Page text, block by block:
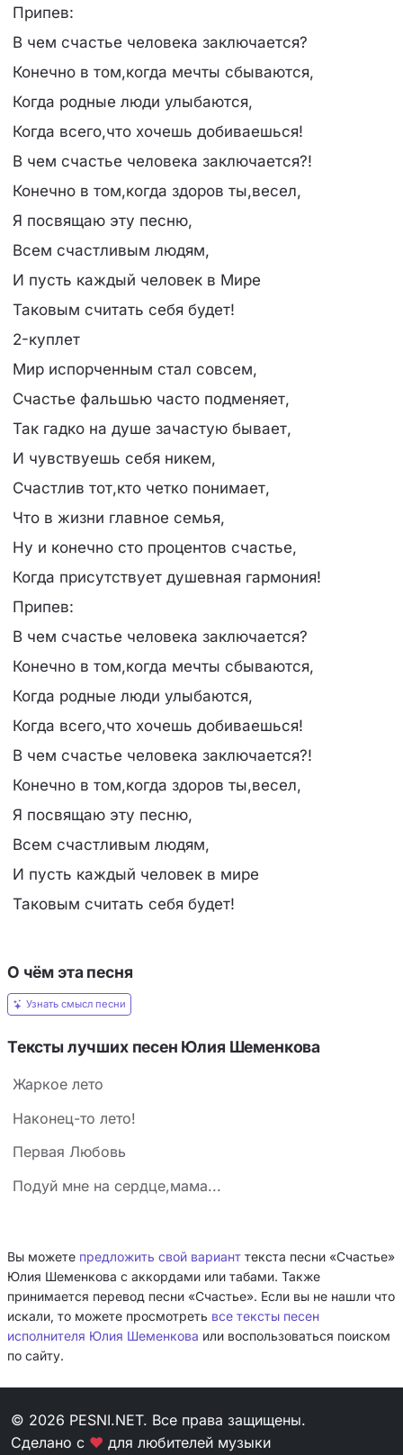
Припев:
В чем счастье человека заключается?
Конечно в том,когда мечты сбываются,
Когда родные люди улыбаются,
Когда всего,что хочешь добиваешься!
В чем счастье человека заключается?!
Конечно в том,когда здоров ты,весел,
Я посвящаю эту песню,
Всем счастливым людям,
И пусть каждый человек в Мире
Таковым считать себя будет!
2-куплет
Мир испорченным стал совсем,
Счастье фальшью часто подменяет,
Так гадко на душе зачастую бывает,
И чувствуешь себя никем,
Счастлив тот,кто четко понимает,
Что в жизни главное семья,
Ну и конечно сто процентов счастье,
Когда присутствует душевная гармония!
Припев:
В чем счастье человека заключается?
Конечно в том,когда мечты сбываются,
Когда родные люди улыбаются,
Когда всего,что хочешь добиваешься!
В чем счастье человека заключается?!
Конечно в том,когда здоров ты,весел,
Я посвящаю эту песню,
Всем счастливым людям,
И пусть каждый человек в мире
Таковым считать себя будет!
О чём эта песня
Узнать смысл песни
Тексты лучших песен Юлия Шеменкова
Жаркое лето
Наконец-то лето!
Первая Любовь
Подуй мне на сердце,мама...
Вы можете предложить свой вариант текста песни «Счастье»
Юлия Шеменкова с аккордами или табами. Также
принимается перевод песни «Счастье». Если вы не нашли что
искали, то можете просмотреть все тексты песен
исполнителя Юлия Шеменкова или воспользоваться поиском
по сайту.
© 2026 PESNI.NET. Все права защищены.
Сделано с ❤ для любителей музыки